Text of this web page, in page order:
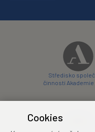
Středisko
činností Akademie
Cookies